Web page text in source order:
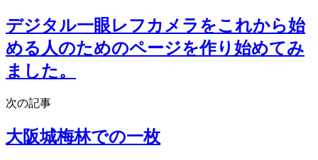
デジタル一眼レフカメラをこれから始
める人のためのページを作り始めてみ
ました。
次の記事
大阪城梅林での一枚